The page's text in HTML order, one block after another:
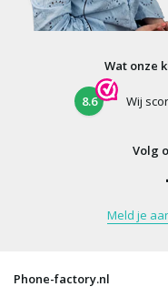
Wat onze
8.6 Wij
Volg
Meld je
Phone-factory.nl